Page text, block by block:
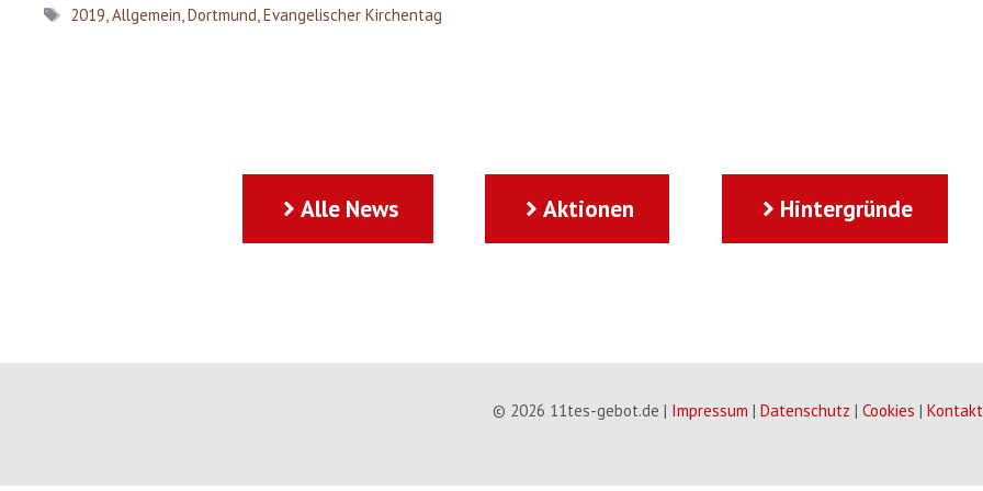
Schlagwörter
2019,Allgemein,Dortmund,Evangelischer Kirchentag
Alle News Aktionen Hintergründe
© 2026 11tes-gebot.de | Impressum | Datenschutz | Cookies | Kontakt